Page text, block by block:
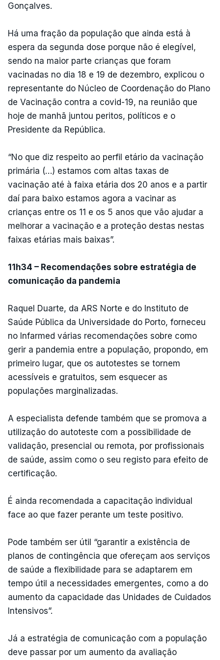
Gonçalves.
Há uma fração da população que ainda está à
espera da segunda dose porque não é elegível,
sendo na maior parte crianças que foram
vacinadas no dia 18 e 19 de dezembro, explicou o
representante do Núcleo de Coordenação do Plano
de Vacinação contra a covid-19, na reunião que
hoje de manhã juntou peritos, políticos e o
Presidente da República.
“No que diz respeito ao perfil etário da vacinação
primária (…) estamos com altas taxas de
vacinação até à faixa etária dos 20 anos e a partir
daí para baixo estamos agora a vacinar as
crianças entre os 11 e os 5 anos que vão ajudar a
melhorar a vacinação e a proteção destas nestas
faixas etárias mais baixas”.
11h34 – Recomendações sobre estratégia de
comunicação da pandemia
Raquel Duarte, da ARS Norte e do Instituto de
Saúde Pública da Universidade do Porto, forneceu
no Infarmed várias recomendações sobre como
gerir a pandemia entre a população, propondo, em
primeiro lugar, que os autotestes se tornem
acessíveis e gratuitos, sem esquecer as
populações marginalizadas.
A especialista defende também que se promova a
utilização do autoteste com a possibilidade de
validação, presencial ou remota, por profissionais
de saúde, assim como o seu registo para efeito de
certificação.
É ainda recomendada a capacitação individual
face ao que fazer perante um teste positivo.
Pode também ser útil “garantir a existência de
planos de contingência que ofereçam aos serviços
de saúde a flexibilidade para se adaptarem em
tempo útil a necessidades emergentes, como a do
aumento da capacidade das Unidades de Cuidados
Intensivos”.
Já a estratégia de comunicação com a população
deve passar por um aumento da avaliação